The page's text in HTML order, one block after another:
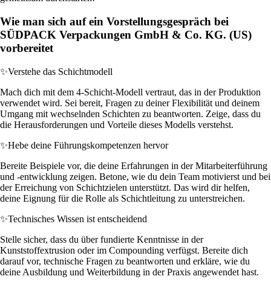
Wie man sich auf ein Vorstellungsgespräch bei
SÜDPACK Verpackungen GmbH & Co. KG. (US)
vorbereitet
✨Verstehe das Schichtmodell
Mach dich mit dem 4-Schicht-Modell vertraut, das in der Produktion
verwendet wird. Sei bereit, Fragen zu deiner Flexibilität und deinem
Umgang mit wechselnden Schichten zu beantworten. Zeige, dass du
die Herausforderungen und Vorteile dieses Modells verstehst.
✨Hebe deine Führungskompetenzen hervor
Bereite Beispiele vor, die deine Erfahrungen in der Mitarbeiterführung
und -entwicklung zeigen. Betone, wie du dein Team motivierst und bei
der Erreichung von Schichtzielen unterstützt. Das wird dir helfen,
deine Eignung für die Rolle als Schichtleitung zu unterstreichen.
✨Technisches Wissen ist entscheidend
Stelle sicher, dass du über fundierte Kenntnisse in der
Kunststoffextrusion oder im Compounding verfügst. Bereite dich
darauf vor, technische Fragen zu beantworten und erkläre, wie du
deine Ausbildung und Weiterbildung in der Praxis angewendet hast.